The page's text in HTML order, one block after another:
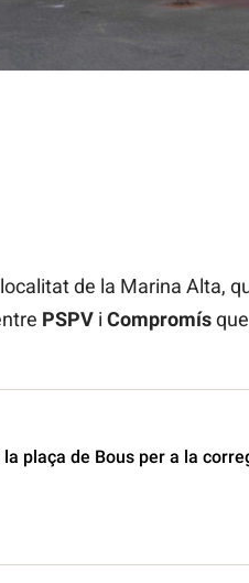
de la Marina Alta,
PSPVi Compromísque
plaça de Bous per a la